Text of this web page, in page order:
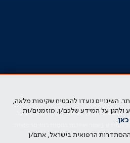
באתר זה נועד להשכלה בלבד ואין לראות
אחראית לתוכן המתפרסם באתר זה ולכל
המידע באתר שייכות להסתדרות הרפואית
השינויים נועדו להבטיח שקיפות מלאה,
על המידע שלכם/ן. מוזמנים/ות
כאן.
הרפואית בישראל, אתם/ן